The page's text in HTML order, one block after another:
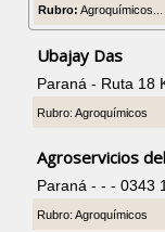
Rubro: Agroquímicos...
Ubajay Das
Paraná - Ruta 18
Rubro: Agroquímicos
Agroservicios
Paraná - - - 0343
Rubro: Agroquímicos